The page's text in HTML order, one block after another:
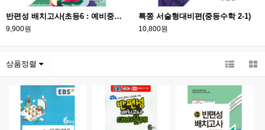
반편성 배치고사(초등6 : 예비중학생)
9,900원
특쫑 서술형대비편(중등수학 2-1)
10,800원
상품정렬